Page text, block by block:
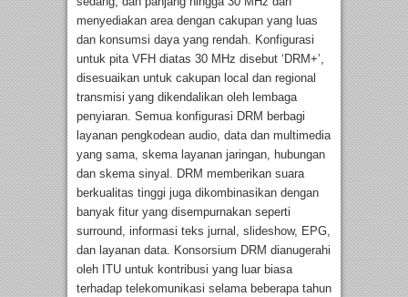
menyediakan area dengan cakupan yang luas
dan konsumsi daya yang rendah. Konfigurasi
untuk pita VFH diatas 30 MHz disebut ‘DRM+’,
disesuaikan untuk cakupan local dan regional
transmisi yang dikendalikan oleh lembaga
penyiaran. Semua konfigurasi DRM berbagi
layanan pengkodean audio, data dan multimedia
yang sama, skema layanan jaringan, hubungan
dan skema sinyal. DRM memberikan suara
berkualitas tinggi juga dikombinasikan dengan
banyak fitur yang disempurnakan seperti
surround, informasi teks jurnal, slideshow, EPG,
dan layanan data. Konsorsium DRM dianugerahi
oleh ITU untuk kontribusi yang luar biasa
terhadap telekomunikasi selama beberapa tahun